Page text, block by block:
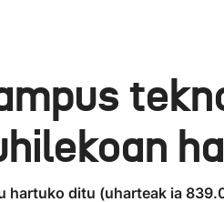
ditu (uharteak ia